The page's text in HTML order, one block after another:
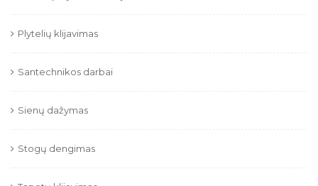
Plytelių klijavimas
Santechnikos darbai
Sienų dažymas
Stogų dengimas